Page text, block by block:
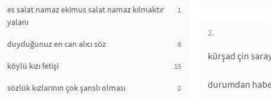
es salat namaz ekimus salat namaz kılmaktır
yalanı
1
duyduğunuz en can alıcı söz 8
köylü kızı fetişi 15
sözlük kızlarının çok şanslı olması 2
2.
kürşad çin
durumdan